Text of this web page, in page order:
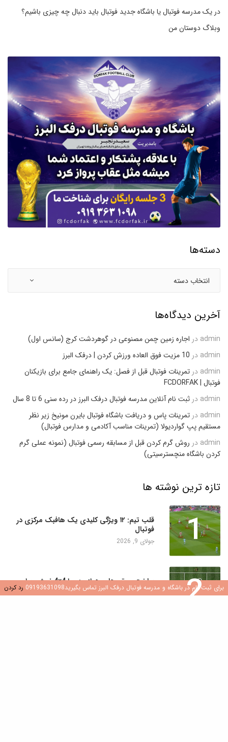
در یک مدرسه فوتبال یا باشگاه جدید فوتبال باید دنبال چه چیزی باشیم؟
وبلاگ دوستان من
دسته‌ها
آخرین دیدگاه‌ها
admin در اجاره زمین چمن مصنوعی در گوهردشت کرج (سانس اول)
admin در 10 مزیت فوق العاده ورزش کردن | درفک البرز
admin در تمرینات فوتبال قبل از فصل: یک راهنمای جامع برای بازیکنان
فوتبال | FCDORFAK
admin در ثبت نام آنلاین مدرسه فوتبال درفک البرز در رده سنی 6 تا 8 سال
admin در تمرینات پاس و دریافت باشگاه فوتبال بایرن مونیخ زیر نظر
مستقیم پپ گواردیولا (تمرینات مناسب آکادمی و مدارس فوتبال)
admin در روش گرم کردن قبل از مسابقه رسمی فوتبال (نمونه عملی گرم
کردن باشگاه منچسترسیتی)
تازه ترین نوشته ها
1
قلب تیم: ۱۲ ویژگی کلیدی یک هافبک مرکزی در
فوتبال
جولای 9, 2026
2
ساخت موتورهای هوازی: چرا 4×4 نروژی برای
بازیکنان جوان یک تغییر دهنده بازی است
برای ثبت نام در باشگاه و مدرسه فوتبال درفک البرز تماس بگیرید09193631098 رد کردن